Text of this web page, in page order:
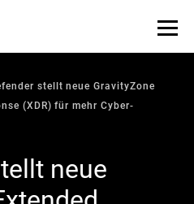
stellt neue GravityZone
(XDR) für mehr Cyber-
neue